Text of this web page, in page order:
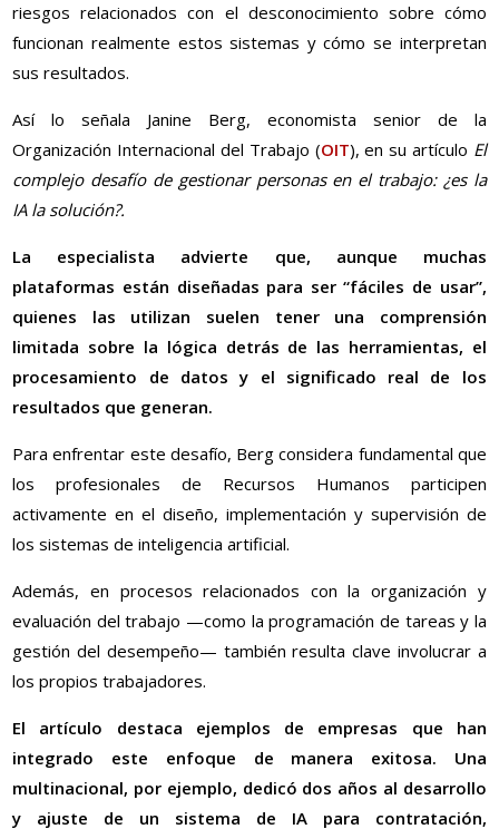
riesgos relacionados con el desconocimiento sobre cómo
funcionan realmente estos sistemas y cómo se interpretan
sus resultados.
Así lo señala Janine Berg, economista senior de la
Organización Internacional del Trabajo (OIT), en su artículo El
complejo desafío de gestionar personas en el trabajo: ¿es la
IA la solución?.
La especialista advierte que, aunque muchas
plataformas están diseñadas para ser “fáciles de usar”,
quienes las utilizan suelen tener una comprensión
limitada sobre la lógica detrás de las herramientas, el
procesamiento de datos y el significado real de los
resultados que generan.
Para enfrentar este desafío, Berg considera fundamental que
los profesionales de Recursos Humanos participen
activamente en el diseño, implementación y supervisión de
los sistemas de inteligencia artificial.
Además, en procesos relacionados con la organización y
evaluación del trabajo —como la programación de tareas y la
gestión del desempeño— también resulta clave involucrar a
los propios trabajadores.
El artículo destaca ejemplos de empresas que han
integrado este enfoque de manera exitosa. Una
multinacional, por ejemplo, dedicó dos años al desarrollo
y ajuste de un sistema de IA para contratación,